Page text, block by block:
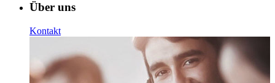
Über uns
Kontakt